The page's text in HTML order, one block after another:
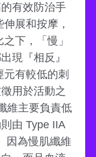
有效防治手
展和按摩，
下，「慢」
現『相反』
有較低的刺
用於活動之
維主要負責低
由 Type IIA
因為慢肌纖維